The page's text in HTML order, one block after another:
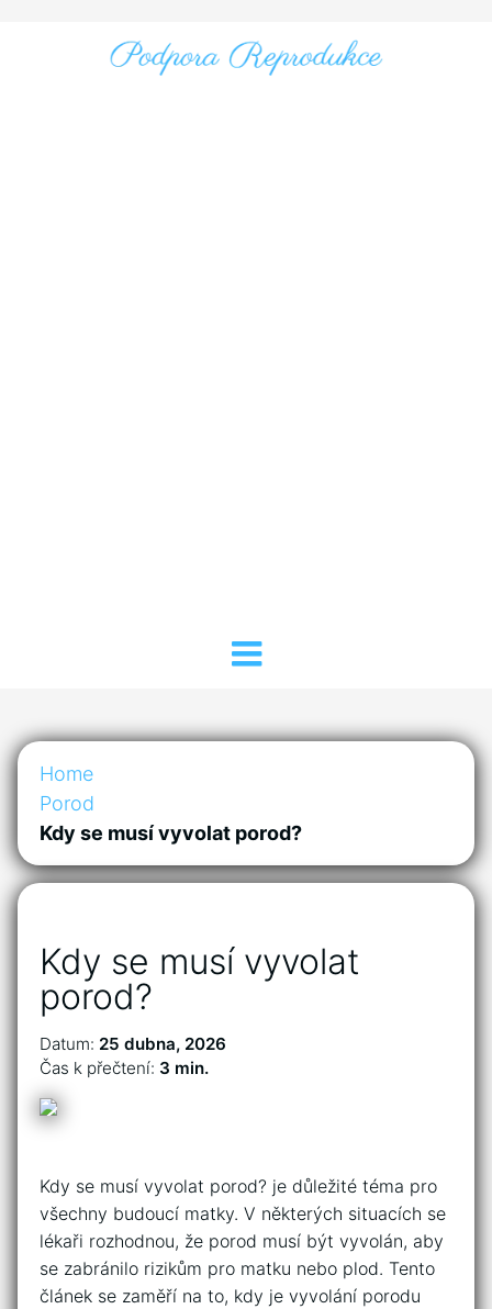
Home
Porod
Kdy se musí vyvolat porod?
Kdy se musí vyvolat
porod?
Datum: 25 dubna, 2026
Čas k přečtení: 3 min.
Kdy se musí vyvolat porod? je důležité téma pro
všechny budoucí matky. V některých situacích se
lékaři rozhodnou, že porod musí být vyvolán, aby
se zabránilo rizikům pro matku nebo plod. Tento
článek se zaměří na to, kdy je vyvolání porodu